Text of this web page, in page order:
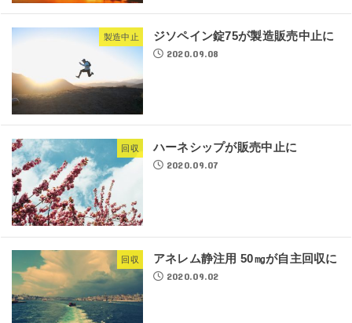
製造中止 ジソペイン錠75が製造販売中止に
2020.09.08
回収 ハーネシップが販売中止に
2020.09.07
回収 アネレム静注用 50㎎が自主回収に
2020.09.02